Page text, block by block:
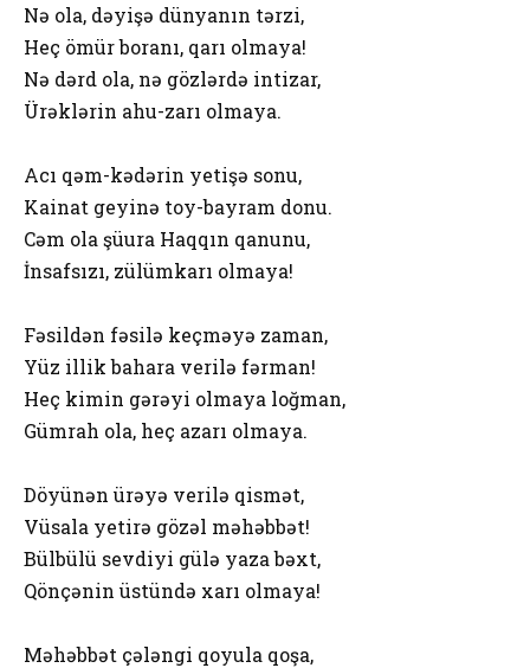
Nə ola, dəyişə dünyanın tərzi,
Heç ömür boranı, qarı olmaya!
Nə dərd ola, nə gözlərdə intizar,
Ürəklərin ahu-zarı olmaya.
Acı qəm-kədərin yetişə sonu,
Kainat geyinə toy-bayram donu.
Cəm ola şüura Haqqın qanunu,
İnsafsızı, zülümkarı olmaya!
Fəsildən fəsilə keçməyə zaman,
Yüz illik bahara verilə fərman!
Heç kimin gərəyi olmaya loğman,
Gümrah ola, heç azarı olmaya.
Döyünən ürəyə verilə qismət,
Vüsala yetirə gözəl məhəbbət!
Bülbülü sevdiyi gülə yaza bəxt,
Qönçənin üstündə xarı olmaya!
Məhəbbət çələngi qoyula qoşa,